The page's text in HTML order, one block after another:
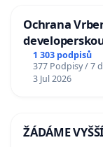
Ochrana
1 303 podpisů
377 Podpisy / 7
3 Jul 2026
ŽÁDÁME